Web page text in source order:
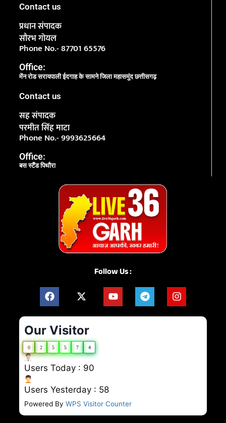
Contact us
प्रधान संपादक
सौरभ गोयल
Phone No.- 87701 65576
Office:
मेंन रोड सरायपाली ईदगाह के सामने जिला महासमुंद छत्तीसगढ़
Contact us
सह संपादक
परमीत सिंह माटा
Phone No.- 9993625664
Office:
बस स्टैंड पिथौरा
Follow Us :
Our Visitor
0 2 5 5 7 4
Users Today : 90
Users Yesterday : 58
Powered By WPS Visitor Counter